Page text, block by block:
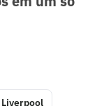
Liverpool